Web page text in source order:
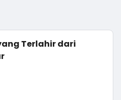
Terlahir dari